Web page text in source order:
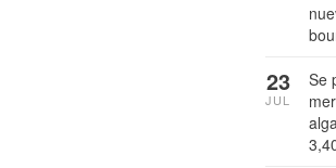
Se
23
JUL